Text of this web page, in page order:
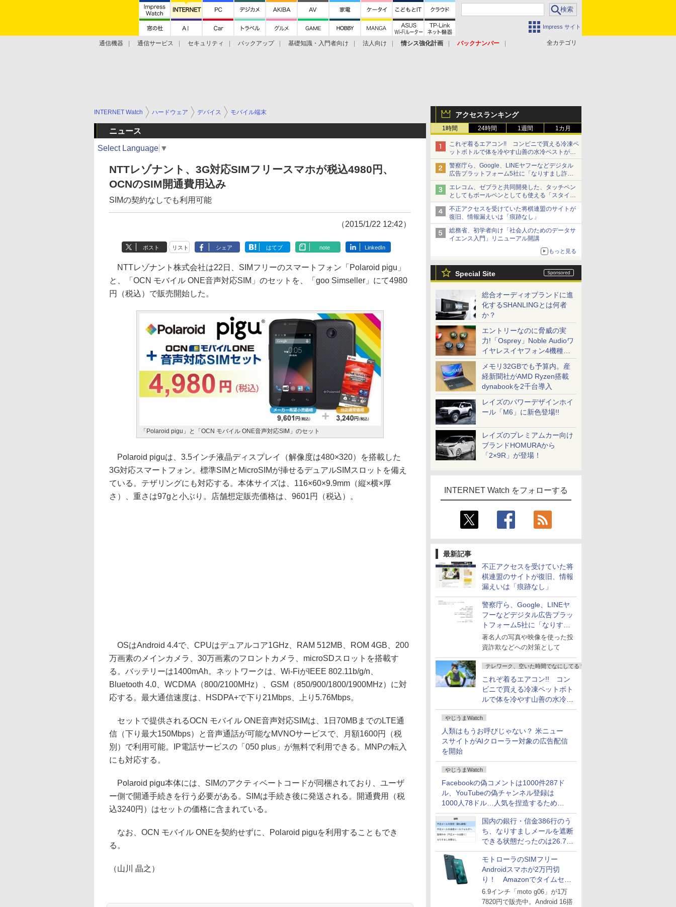
Impress サイト
全カテゴリ
通信機器 通信サービス セキュリティ バックアップ 基礎知識・入門者向け 法人向け 情シス強化計画
バックナンバー
アクセスランキング
1時間 24時間 1週間 1カ月
これぞ着るエアコン!! コンビニで買える冷凍ペ
ットボトルで体を冷やす山善の水冷ベストがロ
ードバイクにちょうどいい【ぼっち・ざ・ろー
ど！その14】【空いた時間でなにしてる？】
警察庁ら、Google、LINEヤフーなどデジタル
広告プラットフォーム5社に「なりすまし詐欺
広告」対策強化を要請 著名人の写真や映像を
使った投資詐欺などへの対策として
エレコム、ゼブラと共同開発した、タッチペン
としてもボールペンとしても使える「スタイラ
スツーウェイ」発売 iPadにも紙にも、持ち替
えずに書き込める
不正アクセスを受けていた将棋連盟のサイトが
復旧、情報漏えいは「痕跡なし」
総務省、初学者向け「社会人のためのデータサ
イエンス入門」リニューアル開講
もっと見る
Special Site
総合オーディオブランドに進
化するSHANLINGとは何者
か？
エントリーなのに脅威の実
力!「Osprey」Noble Audioワ
イヤレスイヤフォン4機種を
一気に聴く
メモリ32GBでも予算内。産
経新聞社がAMD Ryzen搭載
dynabookを2千台導入
レイズのパワーデザインホイ
ール「M6」に新色登場!!
レイズのプレミアムカー向け
ブランドHOMURAから
「2×9R」が登場！
INTERNET Watch をフォローする
最新記事
不正アクセスを受けていた将
棋連盟のサイトが復旧、情報
漏えいは「痕跡なし」
警察庁ら、Google、LINEヤ
フーなどデジタル広告プラッ
トフォーム5社に「なりすま
し詐欺広告」対策強化を要請
著名人の写真や映像を使った投
資詐欺などへの対策として
テレワーク、空いた時間でなにしてる？
これぞ着るエアコン!! コン
ビニで買える冷凍ペットボト
ルで体を冷やす山善の水冷ベ
ストがロードバイクにちょう
どいい【ぼっち・ざ・ろー
ど！その14】
やじうまWatch
人類はもうお呼びじゃない？ 米ニュー
スサイトがAIクローラー対象の広告配信
を開始
やじうまWatch
Facebookの偽コメントは1000件287ド
ル、YouTubeの偽チャンネル登録は
1000人78ドル…人気を捏造するための
価格リストが公開中
国内の銀行・信金386行のう
ち、なりすましメールを遮断
できる状態だったのは26.7％
にとどまる～GMOブランド
セキュリティ調査
モトローラのSIMフリー
Androidスマホが2万円切
り！ Amazonでタイムセー
ル
6.9インチ「moto g06」が1万
7820円で販売中。Android 16搭
INTERNET Watch ハードウェア デバイス モバイル端末
ニュース
Select Language ▼
NTTレゾナント、3G対応SIMフリースマホが税込4980円、
OCNのSIM開通費用込み
SIMの契約なしでも利用可能
（2015/1/22 12:42）
ポスト リスト シェア はてブ note LinkedIn
NTTレゾナント株式会社は22日、SIMフリーのスマートフォン「Polaroid pigu」
と、「OCN モバイル ONE音声対応SIM」のセットを、「goo Simseller」にて4980
円（税込）で販売開始した。
「Polaroid pigu」と「OCN モバイル ONE音声対応SIM」のセット
Polaroid piguは、3.5インチ液晶ディスプレイ（解像度は480×320）を搭載した
3G対応スマートフォン。標準SIMとMicroSIMが挿せるデュアルSIMスロットを備え
ている。テザリングにも対応する。本体サイズは、116×60×9.9mm（縦×横×厚
さ）、重さは97gと小ぶり。店舗想定販売価格は、9601円（税込）。
OSはAndroid 4.4で、CPUはデュアルコア1GHz、RAM 512MB、ROM 4GB、200
万画素のメインカメラ、30万画素のフロントカメラ、microSDスロットを搭載す
る。バッテリーは1400mAh。ネットワークは、Wi-FiがIEEE 802.11b/g/n、
Bluetooth 4.0、WCDMA（800/2100MHz）、GSM（850/900/1800/1900MHz）に対
応する。最大通信速度は、HSDPA+で下り21Mbps、上り5.76Mbps。
セットで提供されるOCN モバイル ONE音声対応SIMは、1日70MBまでのLTE通
信（下り最大150Mbps）と音声通話が可能なMVNOサービスで、月額1600円（税
別）で利用可能。IP電話サービスの「050 plus」が無料で利用できる。MNPの転入
にも対応する。
Polaroid pigu本体には、SIMのアクティベートコードが同梱されており、ユーザ
ー側で開通手続きを行う必要がある。SIMは手続き後に発送される。開通費用（税
込3240円）はセットの価格に含まれている。
なお、OCN モバイル ONEを契約せずに、Polaroid piguを利用することもでき
る。
（山川 晶之）